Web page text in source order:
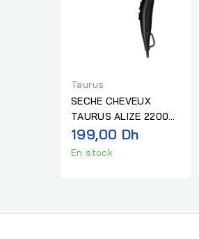
Taurus
SECHE CHEVEUX
TAURUS ALIZE 2200
LITE (HD2202)
199,00 Dh
En stock